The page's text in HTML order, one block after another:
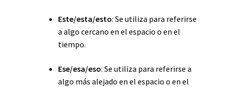
Este/esta/esto: Se utiliza para referirse
a algo cercano en el espacio o en el
tiempo.
Ese/esa/eso: Se utiliza para referirse a
algo más alejado en el espacio o en el